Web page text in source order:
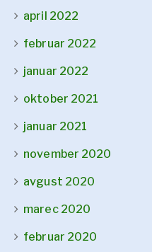
april 2022
februar 2022
januar 2022
oktober 2021
januar 2021
november 2020
avgust 2020
marec 2020
februar 2020